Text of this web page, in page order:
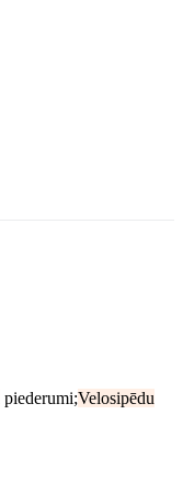
piederumi;Velosipēdu